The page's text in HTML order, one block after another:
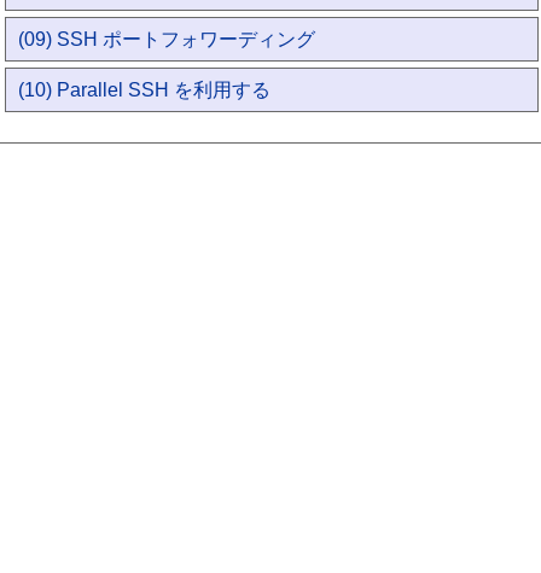
(09) SSH ポートフォワーディング
(10) Parallel SSH を利用する